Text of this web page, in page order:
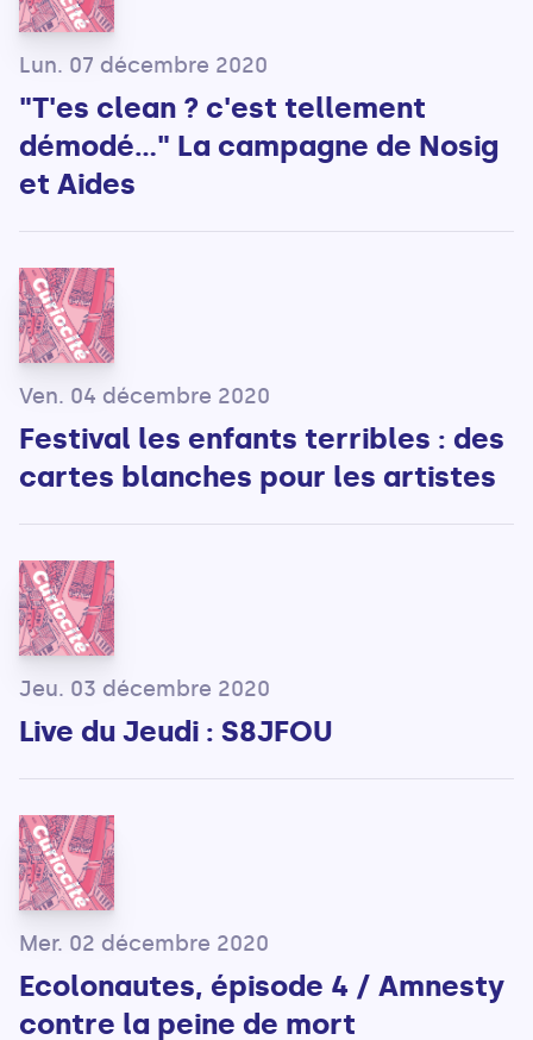
Lun. 07 décembre 2020
"T'es clean ? c'est tellement
démodé..." La campagne de Nosig
et Aides
Ven. 04 décembre 2020
Festival les enfants terribles : des
cartes blanches pour les artistes
Jeu. 03 décembre 2020
Live du Jeudi : S8JFOU
Mer. 02 décembre 2020
Ecolonautes, épisode 4 / Amnesty
contre la peine de mort